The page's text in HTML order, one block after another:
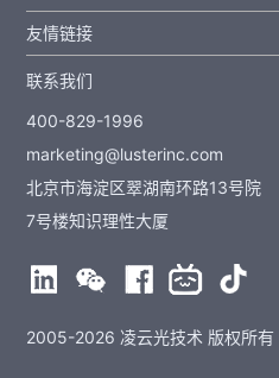
友情链接
联系我们
400-829-1996
marketing@lusterinc.com
北京市海淀区翠湖南环路13号院
7号楼知识理性大厦
2005-2026 凌云光技术 版权所有